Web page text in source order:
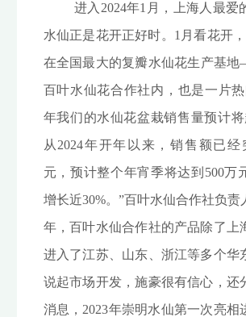
进入2024年1月，上海人最爱
水仙正是花开正好时。1月看花开，
在全国最大的复瓣水仙花生产基
百叶水仙花合作社内，也是一片
年我们的水仙花盆栽销售量预计将
从2024年开年以来，销售额已经
元，预计整个年宵季将达到500万
增长近30%。”百叶水仙合作社负责
年，百叶水仙合作社的产品除了上
进入了江苏、山东、浙江等多个华
说起市场开发，施豪很有信心，还
消息，2023年崇明水仙第一次亮相